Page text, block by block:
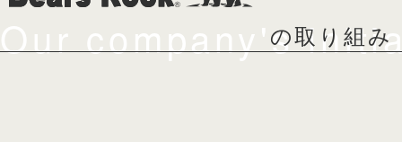
Our company'sの取り組み